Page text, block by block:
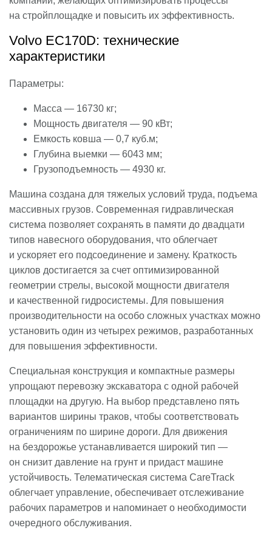
на стройплощадке и повысить их эффективность.
Volvo EC170D: технические
характеристики
Параметры:
Масса — 16730 кг;
Мощность двигателя — 90 кВт;
Емкость ковша — 0,7 куб.м;
Глубина выемки — 6043 мм;
Грузоподъемность — 4930 кг.
Машина создана для тяжелых условий труда, подъема
массивных грузов. Современная гидравлическая
система позволяет сохранять в памяти до двадцати
типов навесного оборудования, что облегчает
и ускоряет его подсоединение и замену. Краткость
циклов достигается за счет оптимизированной
геометрии стрелы, высокой мощности двигателя
и качественной гидросистемы. Для повышения
производительности на особо сложных участках можно
установить один из четырех режимов, разработанных
для повышения эффективности.
Специальная конструкция и компактные размеры
упрощают перевозку экскаватора с одной рабочей
площадки на другую. На выбор представлено пять
вариантов ширины траков, чтобы соответствовать
ограничениям по ширине дороги. Для движения
на бездорожье устанавливается широкий тип —
он снизит давление на грунт и придаст машине
устойчивость. Телематическая система CareTrack
облегчает управление, обеспечивает отслеживание
рабочих параметров и напоминает о необходимости
очередного обслуживания.